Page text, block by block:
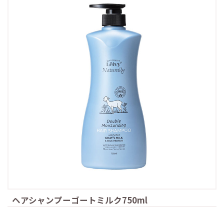
ヘアシャンプーゴートミルク750ml